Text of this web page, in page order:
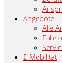
Angebote
Alle
E-Mobilität